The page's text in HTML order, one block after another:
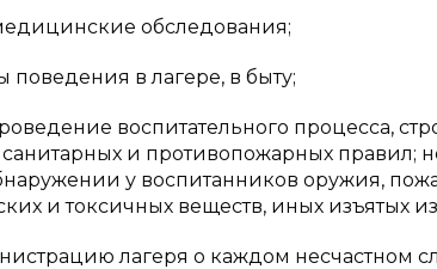
обследования;
в лагере, в быту;
воспитательного процесса,
санитарных и противопожарных правил;
у воспитанников оружия,
и токсичных веществ, иных изъятых
лагеря о каждом несчастном